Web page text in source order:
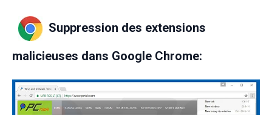
Suppression des extensions
malicieuses dans Google Chrome: